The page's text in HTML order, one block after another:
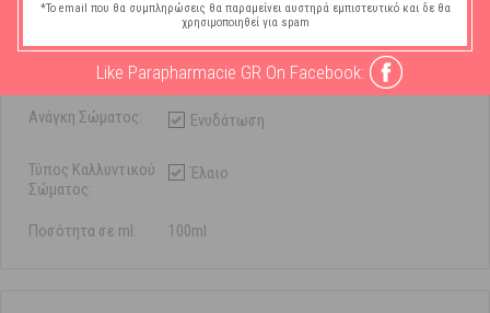
Προσώπου:
Τύπος Καλλυντικού
Προσώπου:
Ανάγκη Σώματος: Ενυδάτωση
Τύπος Καλλυντικού
Σώματος:
Έλαιο
Ποσότητα σε ml: 100ml
*Το email που θα συμπληρώσεις θα παραμείνει αυστηρά εμπιστευτικό και δε θα
χρησιμοποιηθεί για spam
Like Parapharmacie GR On Facebook: